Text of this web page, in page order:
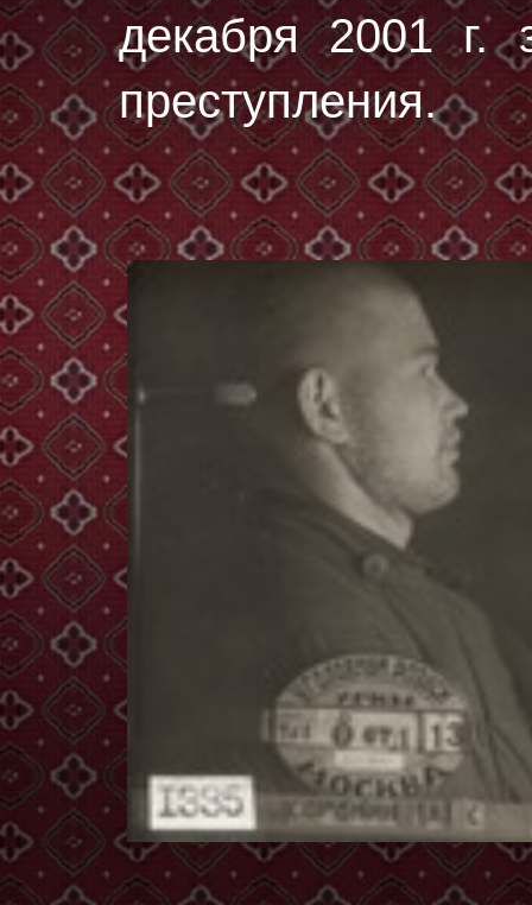
декaбря 2001 г.
преступления.